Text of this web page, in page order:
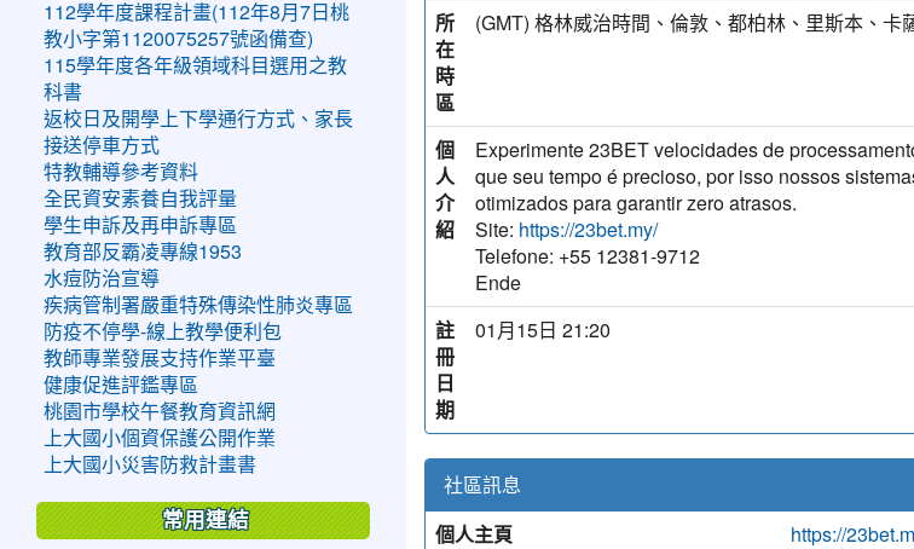
所
在
時
區
(GMT) 格林威治時間、倫敦、都柏林、里斯本、卡
個
人
介
紹
Experimente 23BET velocidades de
que seu tempo é precioso, por isso nossos
otimizados para garantir zero atrasos.
Site: https://23bet.my/
Telefone: +55 12381-9712
Ende
註
冊
日
期
01月15日 21:20
社區訊息
個人主頁
https://
112學年度課程計畫(112年8月7日桃
教小字第1120075257號函備查)
115學年度各年級領域科目選用之教
科書
返校日及開學上下學通行方式、家長
接送停車方式
特教輔導參考資料
全民資安素養自我評量
學生申訴及再申訴專區
教育部反霸凌專線1953
水痘防治宣導
疾病管制署嚴重特殊傳染性肺炎專區
防疫不停學-線上教學便利包
教師專業發展支持作業平臺
健康促進評鑑專區
桃園市學校午餐教育資訊網
上大國小個資保護公開作業
上大國小災害防救計畫書
常用連結